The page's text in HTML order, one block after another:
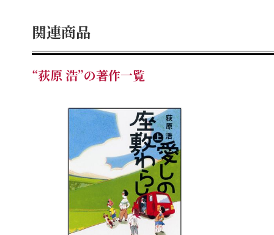
関連商品
“荻原 浩”の著作一覧